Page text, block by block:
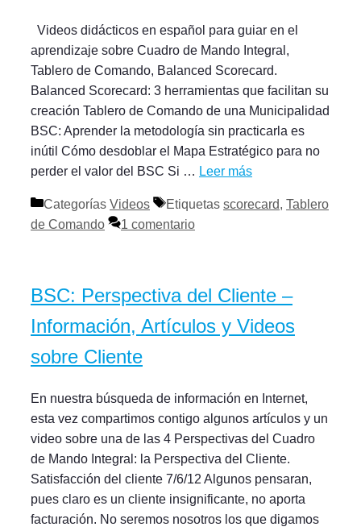
Videos didácticos en español para guiar en el
aprendizaje sobre Cuadro de Mando Integral,
Tablero de Comando, Balanced Scorecard.
Balanced Scorecard: 3 herramientas que facilitan su
creación Tablero de Comando de una Municipalidad
BSC: Aprender la metodología sin practicarla es
inútil Cómo desdoblar el Mapa Estratégico para no
perder el valor del BSC Si … Leer más
Categorías Videos Etiquetas scorecard, Tablero
de Comando
1 comentario
BSC: Perspectiva del Cliente –
Información, Artículos y Videos
sobre Cliente
En nuestra búsqueda de información en Internet,
esta vez compartimos contigo algunos artículos y un
video sobre una de las 4 Perspectivas del Cuadro
de Mando Integral: la Perspectiva del Cliente.
Satisfacción del cliente 7/6/12 Algunos pensaran,
pues claro es un cliente insignificante, no aporta
facturación. No seremos nosotros los que digamos